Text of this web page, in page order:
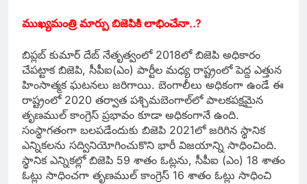
ముఖ్యమంత్రి మార్పు బిజెపికి లాభించేనా..?
బిప్లబ్‌ కుమార్‌ దేబ్‌ నేతృత్వంలో 2018లో బిజెపి అధికారం
చేపట్టాక బిజెపి, సీపీఐ(ఎం) పార్టీల మధ్య రాష్ట్రంలో పెద్ద ఎత్తున
హింసాత్మక ఘటనలు జరిగాయి. బెంగాలీలు అధికంగా ఉండే ఈ
రాష్ట్రంలో 2020 తర్వాత పశ్చిమబెంగాల్‌లో పాలకపక్షమైన
తృణముల్‌ కాంగ్రెస్‌ ప్రభావం కూడా అధికంగానే ఉంది.
సంస్థాగతంగా బలపడేందుకు బిజెపి 2021లో జరిగిన స్థానిక
ఎన్నికలను సద్వినియోగించుకొని భారీ విజయాన్ని సాధించింది.
స్థానిక ఎన్నికల్లో బిజెపి 59 శాతం ఓట్లను, సీపీఐ (ఎం) 18 శాతం
ఓట్లు సాధించగా తృణముల్‌ కాంగ్రెస్‌ 16 శాతం ఓట్లు సాధించి